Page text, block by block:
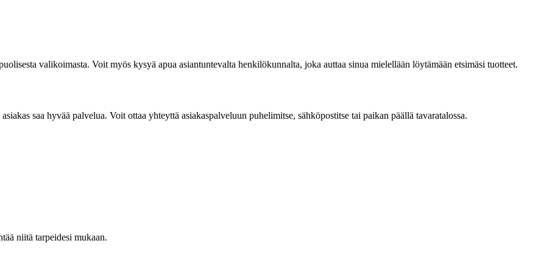
valikoimasta. Voit myös kysyä apua asiantuntevalta henkilökunnalta, joka auttaa sinua mielellään löytämään etsimäsi tuotteet.
saa hyvää palvelua. Voit ottaa yhteyttä asiakaspalveluun puhelimitse, sähköpostitse tai paikan päällä tavaratalossa.
niitä tarpeidesi mukaan.